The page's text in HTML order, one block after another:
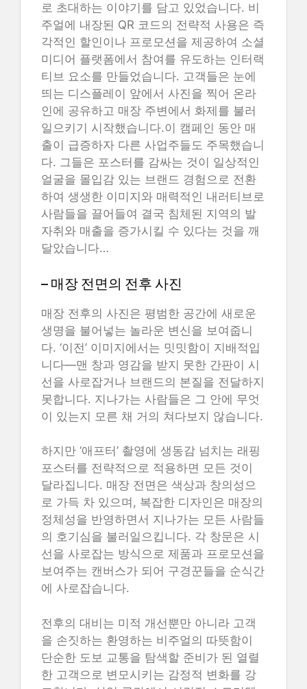
로 초대하는 이야기를 담고 있었습니다. 비
주얼에 내장된 QR 코드의 전략적 사용은 즉
각적인 할인이나 프로모션을 제공하여 소셜
미디어 플랫폼에서 참여를 유도하는 인터랙
티브 요소를 만들었습니다. 고객들은 눈에
띄는 디스플레이 앞에서 사진을 찍어 온라
인에 공유하고 매장 주변에서 화제를 불러
일으키기 시작했습니다.이 캠페인 동안 매
출이 급증하자 다른 사업주들도 주목했습니
다. 그들은 포스터를 감싸는 것이 일상적인
얼굴을 몰입감 있는 브랜드 경험으로 전환
하여 생생한 이미지와 매력적인 내러티브로
사람들을 끌어들여 결국 침체된 지역의 발
자취와 매출을 증가시킬 수 있다는 것을 깨
달았습니다…
– 매장 전면의 전후 사진
매장 전후의 사진은 평범한 공간에 새로운
생명을 불어넣는 놀라운 변신을 보여줍니
다. ‘이전’ 이미지에서는 밋밋함이 지배적입
니다—맨 창과 영감을 받지 못한 간판이 시
선을 사로잡거나 브랜드의 본질을 전달하지
못합니다. 지나가는 사람들은 그 안에 무엇
이 있는지 모른 채 거의 쳐다보지 않습니다.
하지만 ‘애프터’ 촬영에 생동감 넘치는 래핑
포스터를 전략적으로 적용하면 모든 것이
달라집니다. 매장 전면은 색상과 창의성으
로 가득 차 있으며, 복잡한 디자인은 매장의
정체성을 반영하면서 지나가는 모든 사람들
의 호기심을 불러일으킵니다. 각 창문은 시
선을 사로잡는 방식으로 제품과 프로모션을
보여주는 캔버스가 되어 구경꾼들을 순식간
에 사로잡습니다.
전후의 대비는 미적 개선뿐만 아니라 고객
을 손짓하는 환영하는 비주얼의 따뜻함이
단순한 도보 교통을 탐색할 준비가 된 열렬
한 고객으로 변모시키는 감정적 변화를 강